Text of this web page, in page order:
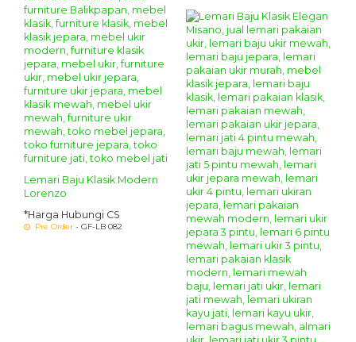
Lemari Baju Klasik Modern
Lorenzo
*Harga Hubungi CS
Pre Order - GF-LB 082